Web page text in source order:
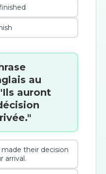
au
auront
their decision
arrival.